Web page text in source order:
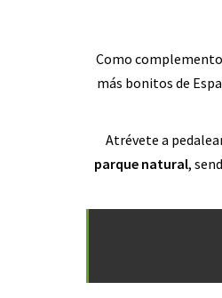
Como
más bonitos de
Atrévete a
parque natural,